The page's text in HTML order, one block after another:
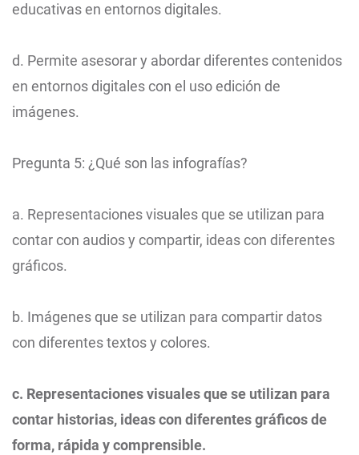
educativas en entornos digitales.
d. Permite asesorar y abordar diferentes contenidos
en entornos digitales con el uso edición de
imágenes.
Pregunta 5: ¿Qué son las infografías?
a. Representaciones visuales que se utilizan para
contar con audios y compartir, ideas con diferentes
gráficos.
b. Imágenes que se utilizan para compartir datos
con diferentes textos y colores.
c. Representaciones visuales que se utilizan para
contar historias, ideas con diferentes gráficos de
forma, rápida y comprensible.